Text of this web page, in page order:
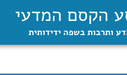
הקסם המדעי
ותרבות בשפה ידידותית